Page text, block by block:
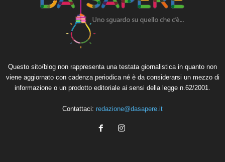
Questo sito/blog non rappresenta una testata giornalistica in quanto non
viene aggiornato con cadenza periodica né è da considerarsi un mezzo di
informazione o un prodotto editoriale ai sensi della legge n.62/2001.
Contattaci: redazione@dasapere.it